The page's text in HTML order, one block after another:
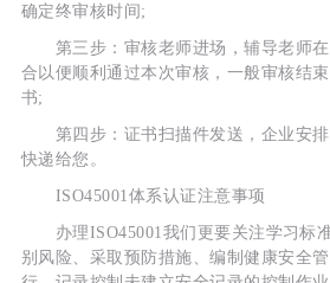
确定终审核时间;
第三步：审核老师进场，辅导老师在
合以便顺利通过本次审核，一般审核结
书;
第四步：证书扫描件发送，企业安排
快递给您。
ISO45001体系认证注意事项
办理ISO45001我们更要关注学习标
别风险、采取预防措施、编制健康安全